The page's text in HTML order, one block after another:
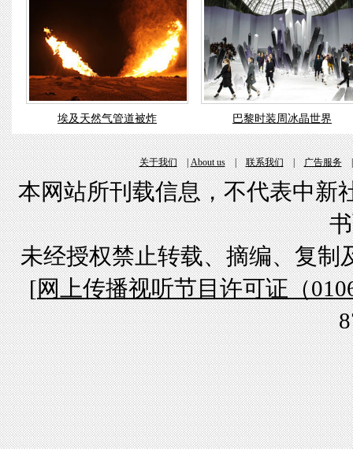
埃及天然气管道被炸 巴黎时装周冰晶世界
关于我们|About us|联系我们|广告服务
本网站所刊载信息，不代表中新
未经授权禁止转载、摘编、复制
[网上传播视听节目许可证（